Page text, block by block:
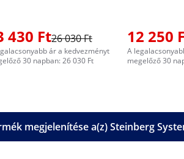
430 Ft26 030 Ft
ár a kedvezményt
30 napban: 26 030 Ft
12 250
A
megelőző 30
megjelenítése a(z) Steinberg